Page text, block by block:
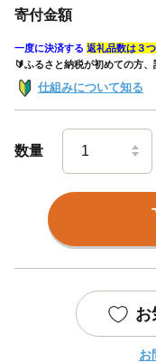
寄付金額
一度に決済する 返礼品数は３
🔰ふるさと納税が初めての方
仕組みについて知る
数量
お
お